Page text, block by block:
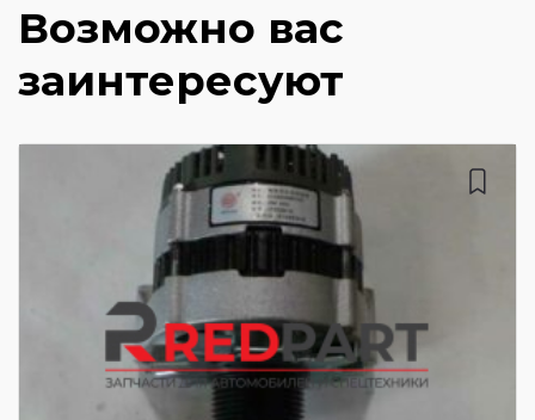
Возможно вас
заинтересуют